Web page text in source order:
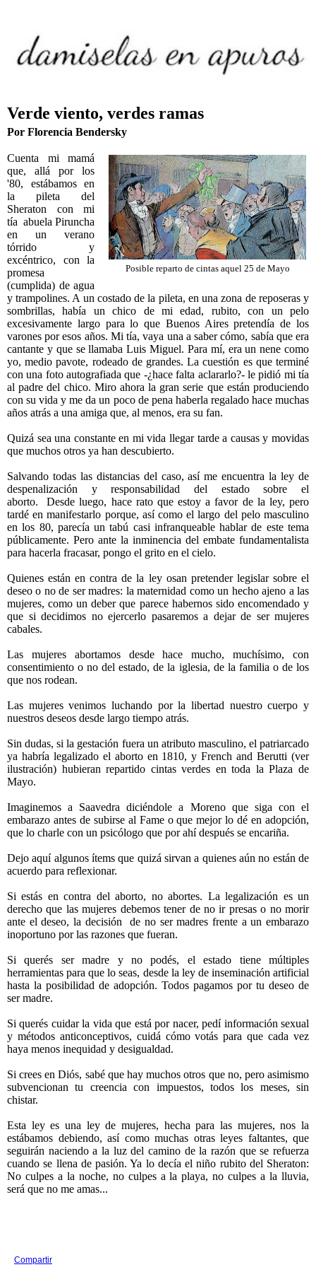
Verde viento, verdes ramas
Por Florencia Bendersky
Posible reparto de cintas aquel 25 de Mayo
Cuenta mi mamá
que, allá por los
'80, estábamos en
la pileta del
Sheraton con mi
tía abuela Piruncha
en un verano
tórrido y
excéntrico, con la
promesa
(cumplida) de agua
y trampolines. A un costado de la pileta, en una zona de reposeras y
sombrillas, había un chico de mi edad, rubito, con un pelo
excesivamente largo para lo que Buenos Aires pretendía de los
varones por esos años. Mi tía, vaya una a saber cómo, sabía que era
cantante y que se llamaba Luis Miguel. Para mí, era un nene como
yo, medio pavote, rodeado de grandes. La cuestión es que terminé
con una foto autografiada que -¿hace falta aclararlo?- le pidió mi tía
al padre del chico. Miro ahora la gran serie que están produciendo
con su vida y me da un poco de pena haberla regalado hace muchas
años atrás a una amiga que, al menos, era su fan.
Quizá sea una constante en mi vida llegar tarde a causas y movidas
que muchos otros ya han descubierto.
Salvando todas las distancias del caso, así me encuentra la ley de
despenalización y responsabilidad del estado sobre el
aborto. Desde luego, hace rato que estoy a favor de la ley, pero
tardé en manifestarlo porque, así como el largo del pelo masculino
en los 80, parecía un tabú casi infranqueable hablar de este tema
públicamente. Pero ante la inminencia del embate fundamentalista
para hacerla fracasar, pongo el grito en el cielo.
Quienes están en contra de la ley osan pretender legislar sobre el
deseo o no de ser madres: la maternidad como un hecho ajeno a las
mujeres, como un deber que parece habernos sido encomendado y
que si decidimos no ejercerlo pasaremos a dejar de ser mujeres
cabales.
Las mujeres abortamos desde hace mucho, muchísimo, con
consentimiento o no del estado, de la iglesia, de la familia o de los
que nos rodean.
Las mujeres venimos luchando por la libertad nuestro cuerpo y
nuestros deseos desde largo tiempo atrás.
Sin dudas, si la gestación fuera un atributo masculino, el patriarcado
ya habría legalizado el aborto en 1810, y French and Berutti (ver
ilustración) hubieran repartido cintas verdes en toda la Plaza de
Mayo.
Imaginemos a Saavedra diciéndole a Moreno que siga con el
embarazo antes de subirse al Fame o que mejor lo dé en adopción,
que lo charle con un psicólogo que por ahí después se encariña.
Dejo aquí algunos ítems que quizá sirvan a quienes aún no están de
acuerdo para reflexionar.
Si estás en contra del aborto, no abortes. La legalización es un
derecho que las mujeres debemos tener de no ir presas o no morir
ante el deseo, la decisión de no ser madres frente a un embarazo
inoportuno por las razones que fueran.
Si querés ser madre y no podés, el estado tiene múltiples
herramientas para que lo seas, desde la ley de inseminación artificial
hasta la posibilidad de adopción. Todos pagamos por tu deseo de
ser madre.
Si querés cuidar la vida que está por nacer, pedí información sexual
y métodos anticonceptivos, cuidá cómo votás para que cada vez
haya menos inequidad y desigualdad.
Si crees en Diós, sabé que hay muchos otros que no, pero asimismo
subvencionan tu creencia con impuestos, todos los meses, sin
chistar.
Esta ley es una ley de mujeres, hecha para las mujeres, nos la
estábamos debiendo, así como muchas otras leyes faltantes, que
seguirán naciendo a la luz del camino de la razón que se refuerza
cuando se llena de pasión. Ya lo decía el niño rubito del Sheraton:
No culpes a la noche, no culpes a la playa, no culpes a la lluvia,
será que no me amas...
Compartir